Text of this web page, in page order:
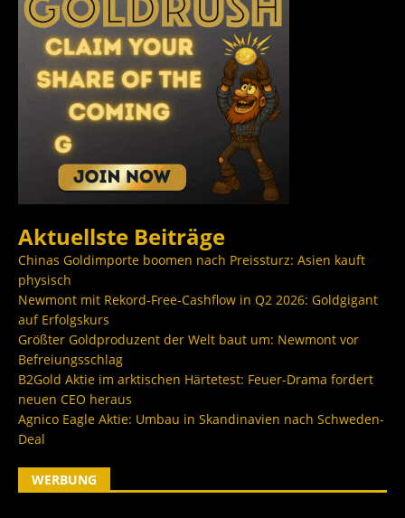
Aktuellste Beiträge
Chinas Goldimporte boomen nach Preissturz: Asien kauft
physisch
Newmont mit Rekord-Free-Cashflow in Q2 2026: Goldgigant
auf Erfolgskurs
Größter Goldproduzent der Welt baut um: Newmont vor
Befreiungsschlag
B2Gold Aktie im arktischen Härtetest: Feuer-Drama fordert
neuen CEO heraus
Agnico Eagle Aktie: Umbau in Skandinavien nach Schweden-
Deal
WERBUNG